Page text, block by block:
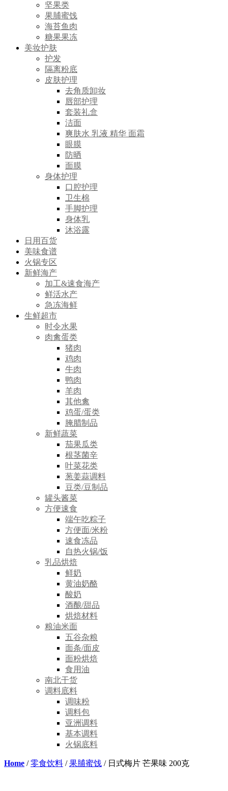
坚果类
果脯蜜饯
海苔鱼肉
糖果果冻
美妆护肤
护发
隔离粉底
皮肤护理
去角质卸妆
唇部护理
套装礼盒
洁面
爽肤水 乳液 精华 面霜
眼膜
防晒
面膜
身体护理
口腔护理
卫生棉
手脚护理
身体乳
沐浴露
日用百货
美味食谱
火锅专区
新鲜海产
加工&速食海产
鲜活水产
急冻海鲜
生鲜超市
时令水果
肉禽蛋类
猪肉
鸡肉
牛肉
鸭肉
羊肉
其他禽
鸡蛋/蛋类
腌腊制品
新鲜蔬菜
茄果瓜类
根茎菌辛
叶菜花类
葱姜蒜调料
豆类/豆制品
罐头酱菜
方便速食
端午吃粽子
方便面/米粉
速食冻品
自热火锅/饭
乳品烘焙
鲜奶
黄油奶酪
酸奶
酒酿/甜品
烘焙材料
粮油米面
五谷杂粮
面条/面皮
面粉烘焙
食用油
南北干货
调料底料
调味粉
调料包
亚洲调料
基本调料
火锅底料
Home /零食饮料 /果脯蜜饯 / 日式梅片 芒果味 200克